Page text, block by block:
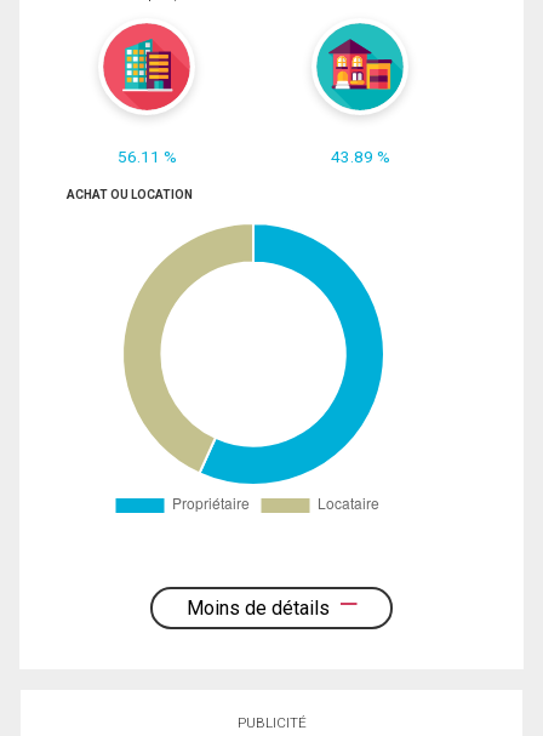
56.11 % 43.89 %
ACHAT OU LOCATION
Moins de détails
PUBLICITÉ